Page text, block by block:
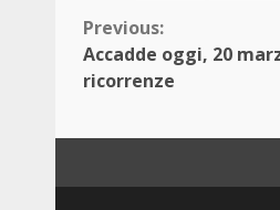
Continue
Reading
Previous:
Accadde oggi, 20
ricorrenze